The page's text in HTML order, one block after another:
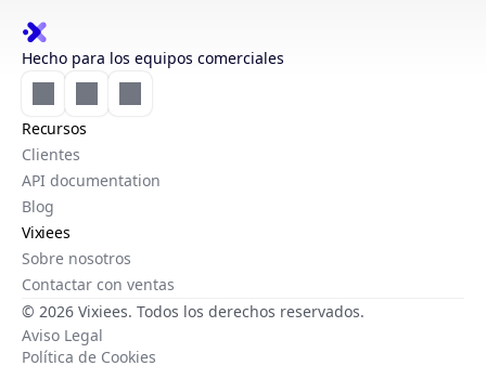
Hecho para los equipos comerciales
Recursos
Clientes
API documentation
Blog
Vixiees
Sobre nosotros
Contactar con ventas
© 2026 Vixiees. Todos los derechos reservados.
Aviso Legal
Política de Cookies